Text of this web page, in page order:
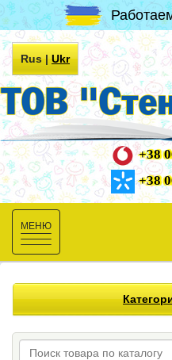
Rus|Ukr
+38
+38
Toggle
navigation